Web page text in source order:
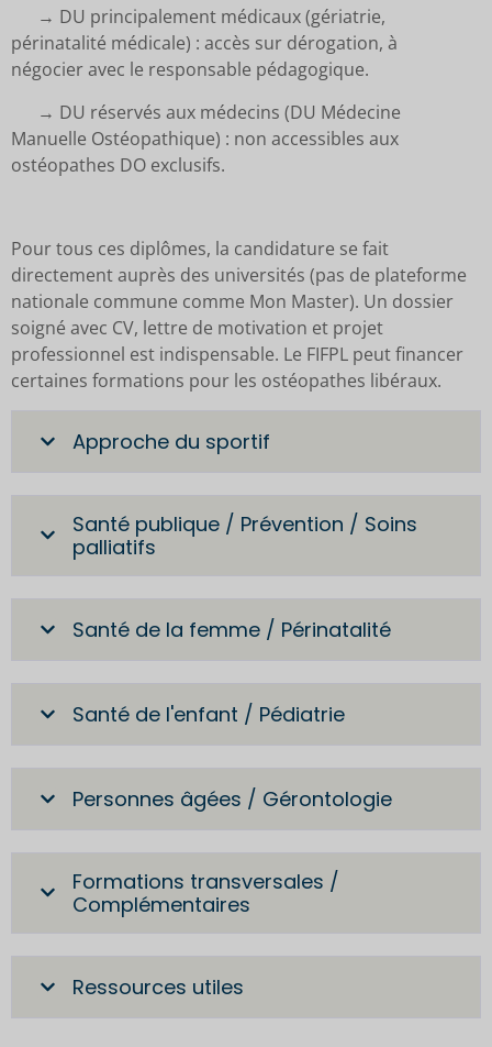
→ DU principalement médicaux (gériatrie,
périnatalité médicale) : accès sur dérogation, à
négocier avec le responsable pédagogique.
→ DU réservés aux médecins (DU Médecine
Manuelle Ostéopathique) : non accessibles aux
ostéopathes DO exclusifs.
Pour tous ces diplômes, la candidature se fait
directement auprès des universités (pas de plateforme
nationale commune comme Mon Master). Un dossier
soigné avec CV, lettre de motivation et projet
professionnel est indispensable. Le FIFPL peut financer
certaines formations pour les ostéopathes libéraux.
Approche du sportif
Santé publique / Prévention / Soins
palliatifs
Santé de la femme / Périnatalité
Santé de l'enfant / Pédiatrie
Personnes âgées / Gérontologie
Formations transversales /
Complémentaires
Ressources utiles